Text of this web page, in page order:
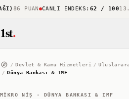
86 PUAN CANLI ENDEKS:62 / 100
1st.
/ Devlet & Kamu Hizmetleri /
/ Dünya Bankası & IMF
MIKRO NIŞ · DÜNYA BANKASI & IMF